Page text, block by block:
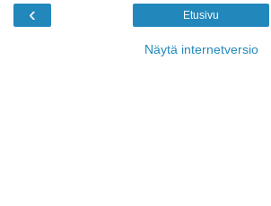
‹ Etusivu
Näytä internetversio